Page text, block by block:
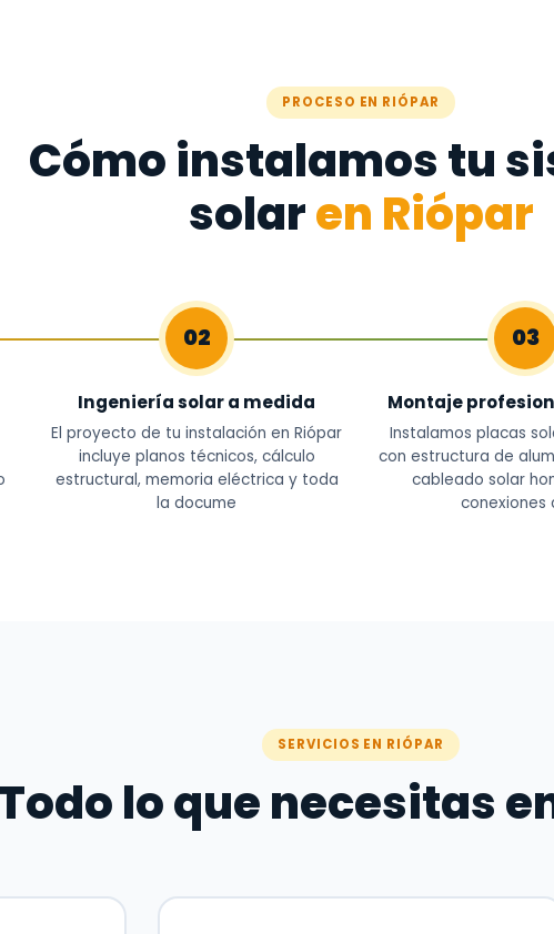
PROCESO EN RIÓPAR
Cómo instalamos tu
solaren Riópar
02
Ingeniería solar a medida
El proyecto de tu instalación en Riópar
incluye planos técnicos, cálculo
estructural, memoria eléctrica y toda
la docume
03
Montaje
Instalamos placas
con estructura de
cableado solar
conexiones
SERVICIOS EN RIÓPAR
Todo lo que necesitas